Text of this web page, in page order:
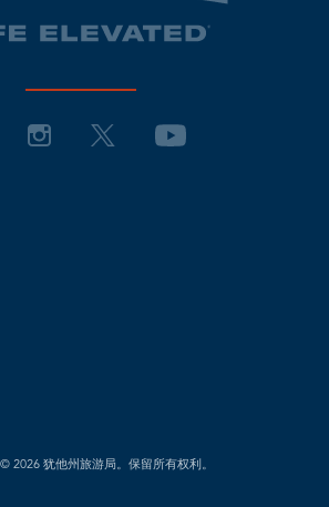
2026 犹他州旅游局。保留所有权利。